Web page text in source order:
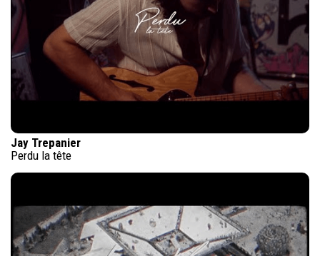
Jay Trepanier
Perdu la tête